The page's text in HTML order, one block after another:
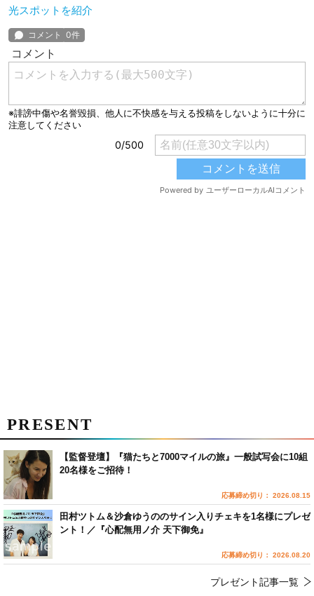
光スポットを紹介
PRESENT
【監督登壇】『猫たちと7000マイルの旅』一般試写会に10組
20名様をご招待！
応募締め切り： 2026.08.15
田村ツトム＆沙倉ゆうののサイン入りチェキを1名様にプレゼ
ント！／『心配無用ノ介 天下御免』
応募締め切り： 2026.08.20
プレゼント記事一覧